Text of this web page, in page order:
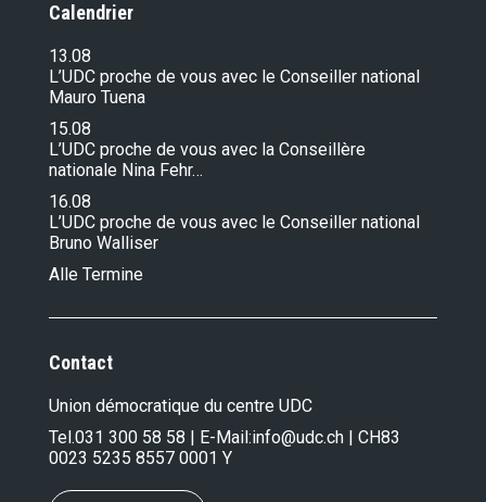
Calendrier
13.08
L’UDC proche de vous avec le Conseiller national
Mauro Tuena
15.08
L’UDC proche de vous avec la Conseillère
nationale Nina Fehr…
16.08
L’UDC proche de vous avec le Conseiller national
Bruno Walliser
Alle Termine
Contact
Union démocratique du centre UDC
Tel.031 300 58 58 | E-Mail:info@udc.ch | CH83
0023 5235 8557 0001 Y